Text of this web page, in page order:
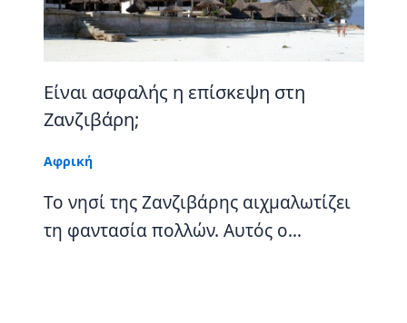
Είναι ασφαλής η επίσκεψη στη
Ζανζιβάρη;
Αφρική
Το νησί της Ζανζιβάρης αιχμαλωτίζει
τη φαντασία πολλών. Αυτός ο…